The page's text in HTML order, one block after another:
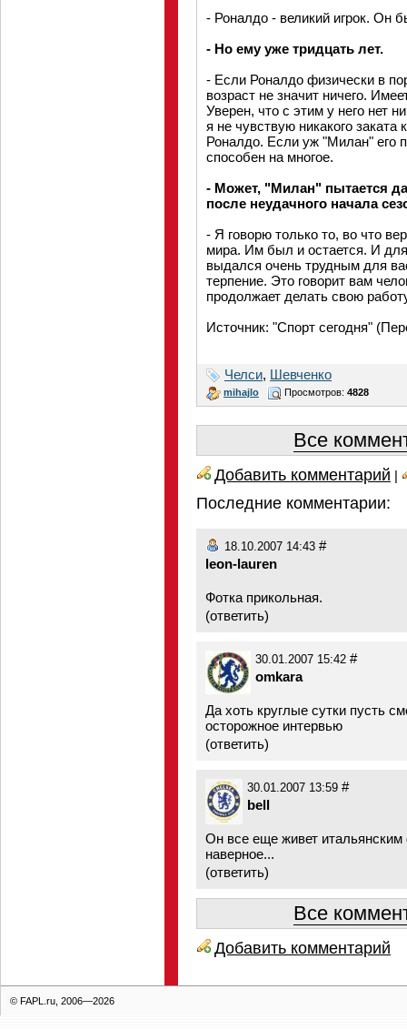
- Роналдо - великий игрок. Он
- Но ему уже тридцать лет.
- Если Роналдо физически в
возраст не значит ничего.
Уверен, что с этим у него нет
я не чувствую никакого
Роналдо. Если уж "Милан" его
способен на многое.
- Может, "Милан" пытается
после неудачного начала
- Я говорю только то, во что
мира. Им был и остается. И
выдался очень трудным для
терпение. Это говорит вам
продолжает делать свою
Источник: "Спорт сегодня"
Челси, Шевченко
mihajlo Просмотров: 4828
Все
Добавить комментарий |
Последние комментарии:
18.10.2007 14:43 #
leon-lauren
Фотка прикольная.
(ответить)
30.01.2007 15:42 #
omkara
Да хоть круглые сутки пусть
осторожное интервью
(ответить)
30.01.2007 13:59 #
bell
Он все еще живет
наверное...
(ответить)
Все
Добавить комментарий
© FAPL.ru, 2006—2026